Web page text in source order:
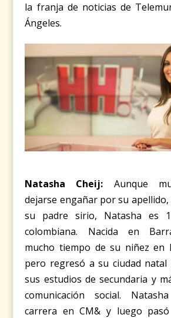
la franja de noticias de
Ángeles.
Natasha Cheij:
Aunque
dejarse engañar por su
su padre sirio, Natasha es
colombiana. Nacida en
mucho tiempo de su niñez en
pero regresó a su ciudad
sus estudios de secundaria y
comunicación social.
carrera en CM& y luego